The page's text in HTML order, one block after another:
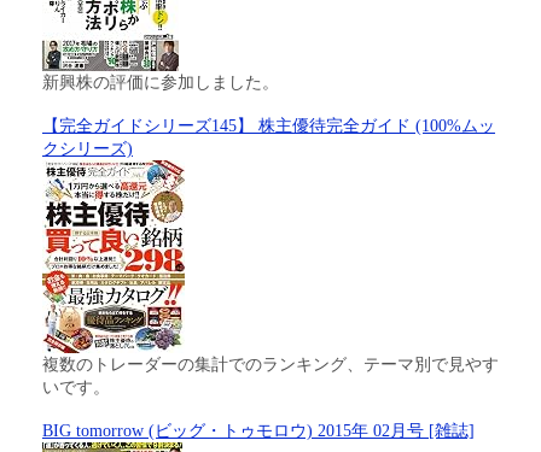
新興株の評価に参加しました。
【完全ガイドシリーズ145】 株主優待完全ガイド (100%ムッ
クシリーズ)
複数のトレーダーの集計でのランキング、テーマ別で見やす
いです。
BIG tomorrow (ビッグ・トゥモロウ) 2015年 02月号 [雑誌]